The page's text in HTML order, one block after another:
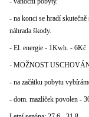
- na konci se hradí
náhrada škody.
- El. energie - 1Kwh. - 6Kč.
- MOŽNOST
- na začátku pobytu
- dom. mazlíček povolen -